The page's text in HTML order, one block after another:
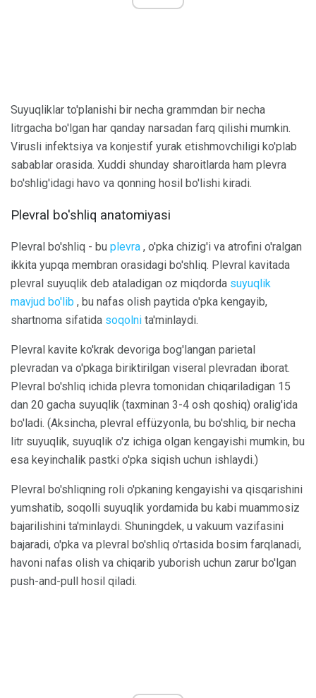
Suyuqliklar to'planishi bir necha grammdan bir necha
litrgacha bo'lgan har qanday narsadan farq qilishi mumkin.
Virusli infektsiya va konjestif yurak etishmovchiligi ko'plab
sabablar orasida. Xuddi shunday sharoitlarda ham plevra
bo'shlig'idagi havo va qonning hosil bo'lishi kiradi.
Plevral bo'shliq anatomiyasi
Plevral bo'shliq - bu plevra , o'pka chizig'i va atrofini o'ralgan
ikkita yupqa membran orasidagi bo'shliq. Plevral kavitada
plevral suyuqlik deb ataladigan oz miqdorda suyuqlik
mavjud bo'lib , bu nafas olish paytida o'pka kengayib,
shartnoma sifatida soqolni ta'minlaydi.
Plevral kavite ko'krak devoriga bog'langan parietal
plevradan va o'pkaga biriktirilgan viseral plevradan iborat.
Plevral bo'shliq ichida plevra tomonidan chiqariladigan 15
dan 20 gacha suyuqlik (taxminan 3-4 osh qoshiq) oralig'ida
bo'ladi. (Aksincha, plevral effüzyonla, bu bo'shliq, bir necha
litr suyuqlik, suyuqlik o'z ichiga olgan kengayishi mumkin, bu
esa keyinchalik pastki o'pka siqish uchun ishlaydi.)
Plevral bo'shliqning roli o'pkaning kengayishi va qisqarishini
yumshatib, soqolli suyuqlik yordamida bu kabi muammosiz
bajarilishini ta'minlaydi. Shuningdek, u vakuum vazifasini
bajaradi, o'pka va plevral bo'shliq o'rtasida bosim farqlanadi,
havoni nafas olish va chiqarib yuborish uchun zarur bo'lgan
push-and-pull hosil qiladi.